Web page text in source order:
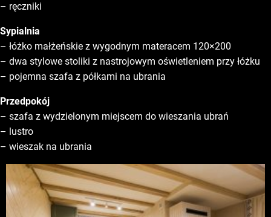
– ręczniki
Sypialnia
– łóżko małżeńskie z wygodnym materacem 120×200
– dwa stylowe stoliki z nastrojowym oświetleniem przy łóżku
– pojemna szafa z półkami na ubrania
Przedpokój
– szafa z wydzielonym miejscem do wieszania ubrań
– lustro
– wieszak na ubrania